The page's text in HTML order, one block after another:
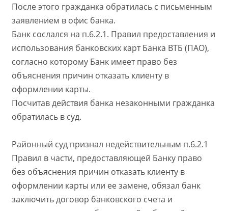
После этого гражданка обратилась с письменным
заявлением в офис банка.
Банк сослался на п.6.2.1. Правил предоставления и
использования банковских карт Банка ВТБ (ПАО),
согласно которому Банк имеет право без
объяснения причин отказать клиенту в
оформлении карты.
Посчитав действия банка незаконными гражданка
обратилась в суд.
Районный суд признал недействительным п.6.2.1
Правил в части, предоставляющей Банку право
без объяснения причин отказать клиенту в
оформлении карты или ее замене, обязал банк
заключить договор банковского счета и